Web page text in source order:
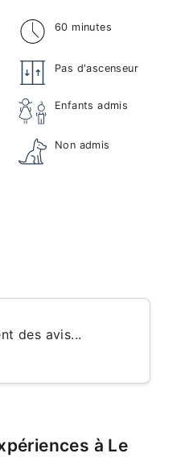
60 minutes
Pas d'ascenseur
Enfants admis
Non admis
des avis...
à Le